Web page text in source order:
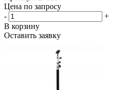
Цена по запросу
-
+
В корзину
Оставить заявку